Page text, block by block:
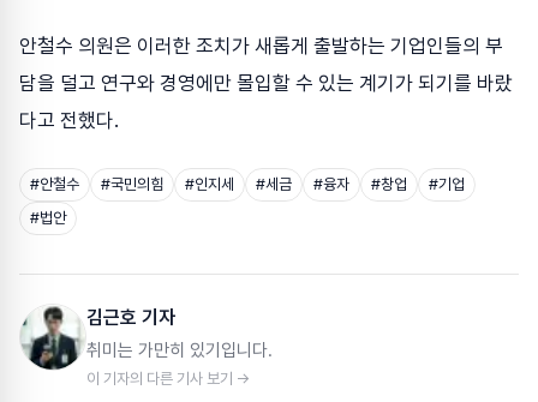
안철수 의원은 이러한 조치가 새롭게 출발하는 기업인들의 부
담을 덜고 연구와 경영에만 몰입할 수 있는 계기가 되기를 바랐
다고 전했다.
#안철수 #국민의힘 #인지세 #세금 #융자 #창업 #기업
#법안
김근호 기자
취미는 가만히 있기입니다.
이 기자의 다른 기사 보기 →